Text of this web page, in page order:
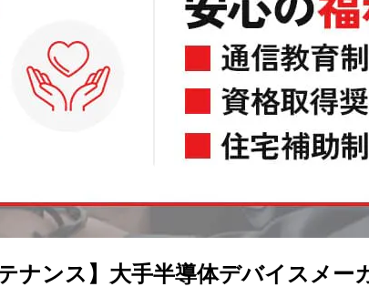
ナンス】大手半導体デバイスメー